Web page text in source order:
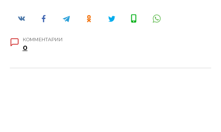
КОММЕНТАРИИ
0